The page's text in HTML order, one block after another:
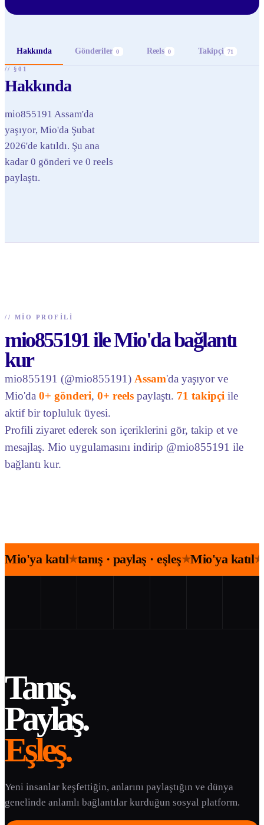
Hakkında Gönderiler 0 Reels 0 Takipçi 71
// §01
Hakkında
mio855191 Assam'da
yaşıyor, Mio'da Şubat
2026'de katıldı. Şu ana
kadar 0 gönderi ve 0 reels
paylaştı.
// MIO PROFILI
mio855191 ile Mio'da bağlantı
kur
mio855191 (@mio855191) Assam'da yaşıyor ve
Mio'da 0+ gönderi, 0+ reels paylaştı. 71 takipçi ile
aktif bir topluluk üyesi.
Profili ziyaret ederek son içeriklerini gör, takip et ve
mesajlaş. Mio uygulamasını indirip @mio855191 ile
bağlantı kur.
Mio'ya katıl★tanış · paylaş · eşleş★Mio'ya katıl★
Tanış.
Paylaş.
Eşleş.
Yeni insanlar keşfettiğin, anlarını paylaştığın ve dünya
genelinde anlamlı bağlantılar kurduğun sosyal platform.